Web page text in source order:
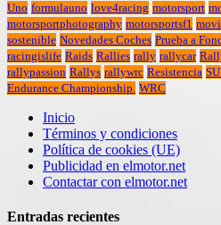
Uno formulauno love4racing motorsport
motorsportphotography motorsportsf1
sostenible Novedades Coches Prueba a
racingislife Raids Rallies rally rallycar
rallypassion Rallys rallywrc Resistencia
Endurance Championship. WRC
Inicio
Términos y condiciones
Política de cookies (UE)
Publicidad en elmotor.net
Contactar con elmotor.net
Entradas recientes